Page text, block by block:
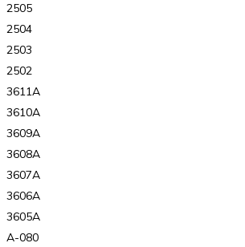
2505
2504
2503
2502
3611A
3610A
3609A
3608A
3607A
3606A
3605A
A-080